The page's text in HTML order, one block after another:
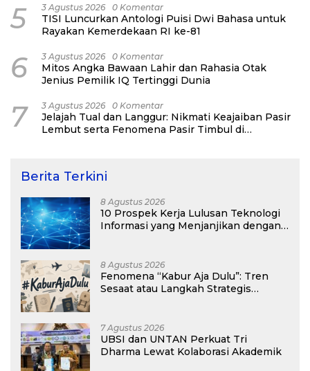
5 3 Agustus 2026 0 Komentar
TISI Luncurkan Antologi Puisi Dwi Bahasa untuk
Rayakan Kemerdekaan RI ke-81
6 3 Agustus 2026 0 Komentar
Mitos Angka Bawaan Lahir dan Rahasia Otak
Jenius Pemilik IQ Tertinggi Dunia
7 3 Agustus 2026 0 Komentar
Jelajah Tual dan Langgur: Nikmati Keajaiban Pasir
Lembut serta Fenomena Pasir Timbul di
Berita Terkini
8 Agustus 2026
10 Prospek Kerja Lulusan Teknologi
Informasi yang Menjanjikan dengan
8 Agustus 2026
Fenomena “Kabur Aja Dulu”: Tren
Sesaat atau Langkah Strategis
7 Agustus 2026
UBSI dan UNTAN Perkuat Tri
Dharma Lewat Kolaborasi Akademik